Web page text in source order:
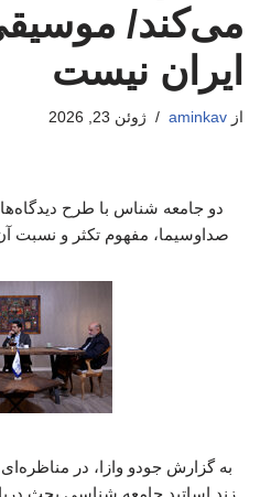
می‌کند/
ایران نیست
از aminkav ژوئن 23, 2026
دو جامعه شناس با طرح
صداوسیما، مفهوم تکثر و نسبت
به گزارش جودو وازا، در
زند اساتید جامعه شناسی بحث